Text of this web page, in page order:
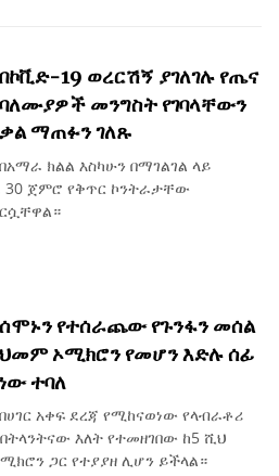
በኮቪድ-19 ወረርሽኝ ያገለገሉ የጤና
ባለሙያዎች መንግስት የገባላቸውን
ቃል ማጠፉን ገለጹ
በአማራ ክልል እስካሁን በማገልገል ላይ
ጀምሮ የቅጥር ኮንትራታቸው
ሰሞኑን የተሰራጨው የጉንፋን መሰል
ህመም ኦሚክሮን የመሆን እድሉ ሰፊ
ነው ተባለ
በሀገር አቀፍ ደረጃ የሚከናወነው የላብራቶሪ
እለት የተመዘገበው ከ5 ሺህ
ጋር የተያያዘ ሊሆን ይችላል።